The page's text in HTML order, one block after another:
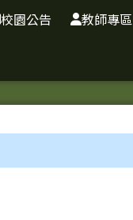
校園公告 教師專區